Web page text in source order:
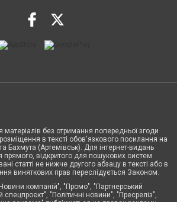
матеріалів без отримання попередньої згоди
в тексті обов'язкового посилання на
Бахмута (Артемівськ). Для інтернет-видань
відкритого для пошукових систем
статті не нижче другого абзацу в тексті або в
виняткових прав переслідується Законом.
компаній", "Промо", "Партнерський
спецпроєкт", "Політичні новини", "Пресреліз",